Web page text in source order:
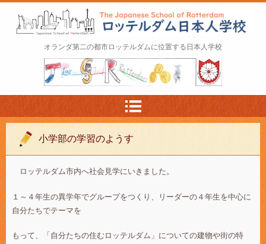
ロッテルダム日本人学校 The Japanese Schoo
l of Rotterdam
オランダ第二の都市ロッテルダムに位置する日本人学校
小学部の学習のようす
ロッテルダム市内へ社会見学にいきました。
１～４年生の異学年でグループをつくり、リーダーの４年生を中心に
自分たちでテーマを
もって、「自分たちの住むロッテルダム」についての建物や街の特